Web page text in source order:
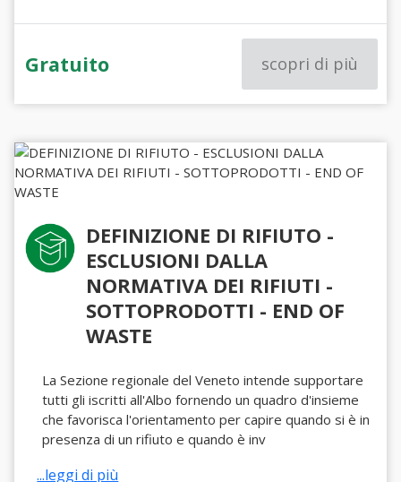
Gratuito scopri di più
DEFINIZIONE DI RIFIUTO -
ESCLUSIONI DALLA
NORMATIVA DEI RIFIUTI -
SOTTOPRODOTTI - END OF
WASTE
La Sezione regionale del Veneto intende supportare
tutti gli iscritti all'Albo fornendo un quadro d'insieme
che favorisca l'orientamento per capire quando si è in
presenza di un rifiuto e quando è inv
...leggi di più